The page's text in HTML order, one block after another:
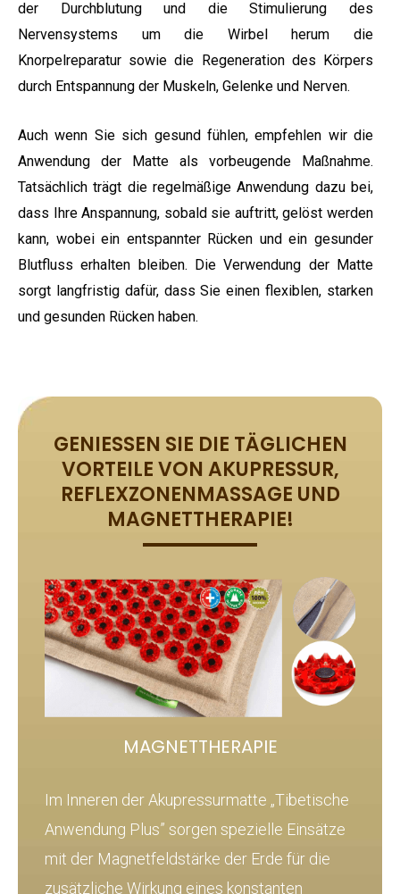
der Durchblutung und die Stimulierung des
Nervensystems um die Wirbel herum die
Knorpelreparatur sowie die Regeneration des Körpers
durch Entspannung der Muskeln, Gelenke und Nerven.
Auch wenn Sie sich gesund fühlen, empfehlen wir die
Anwendung der Matte als vorbeugende Maßnahme.
Tatsächlich trägt die regelmäßige Anwendung dazu bei,
dass Ihre Anspannung, sobald sie auftritt, gelöst werden
kann, wobei ein entspannter Rücken und ein gesunder
Blutfluss erhalten bleiben. Die Verwendung der Matte
sorgt langfristig dafür, dass Sie einen flexiblen, starken
und gesunden Rücken haben.
GENIESSEN SIE DIE TÄGLICHEN V
ORTEILE VON AKUPRESSUR, R
EFLEXZONENMASSAGE UND M
AGNETTHERAPIE!
MAGNETTHERAPIE
Im Inneren der Akupressurmatte „Tibetische
Anwendung Plus” sorgen spezielle Einsätze
mit der Magnetfeldstärke der Erde für die
zusätzliche Wirkung eines konstanten